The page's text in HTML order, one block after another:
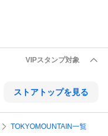
VIPスタンプ対象
ストアトップを見る
TOKYOMOUNTAIN一覧